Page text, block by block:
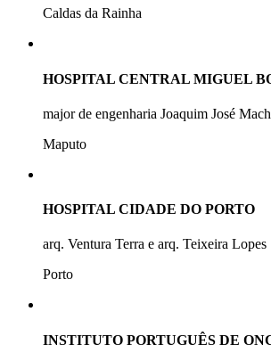
Caldas da Rainha
HOSPITAL CENTRAL MIGUEL
major de engenharia Joaquim José
Maputo
HOSPITAL CIDADE DO PORTO
arq. Ventura Terra e arq. Teixeira Lopes
Porto
INSTITUTO PORTUGUÊS DE